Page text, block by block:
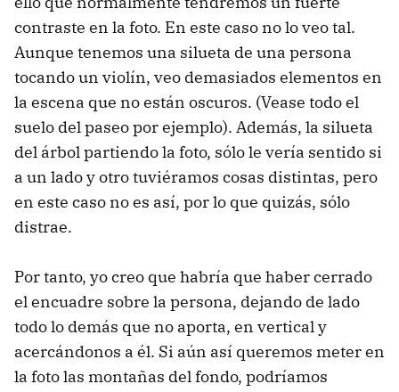
contraste en la foto. En este caso no lo veo tal.
Aunque tenemos una silueta de una persona
tocando un violín, veo demasiados elementos en
la escena que no están oscuros. (Vease todo el
suelo del paseo por ejemplo). Además, la silueta
del árbol partiendo la foto, sólo le vería sentido si
a un lado y otro tuviéramos cosas distintas, pero
en este caso no es así, por lo que quizás, sólo
distrae.
Por tanto, yo creo que habría que haber cerrado
el encuadre sobre la persona, dejando de lado
todo lo demás que no aporta, en vertical y
acercándonos a él. Si aún así queremos meter en
la foto las montañas del fondo, podríamos